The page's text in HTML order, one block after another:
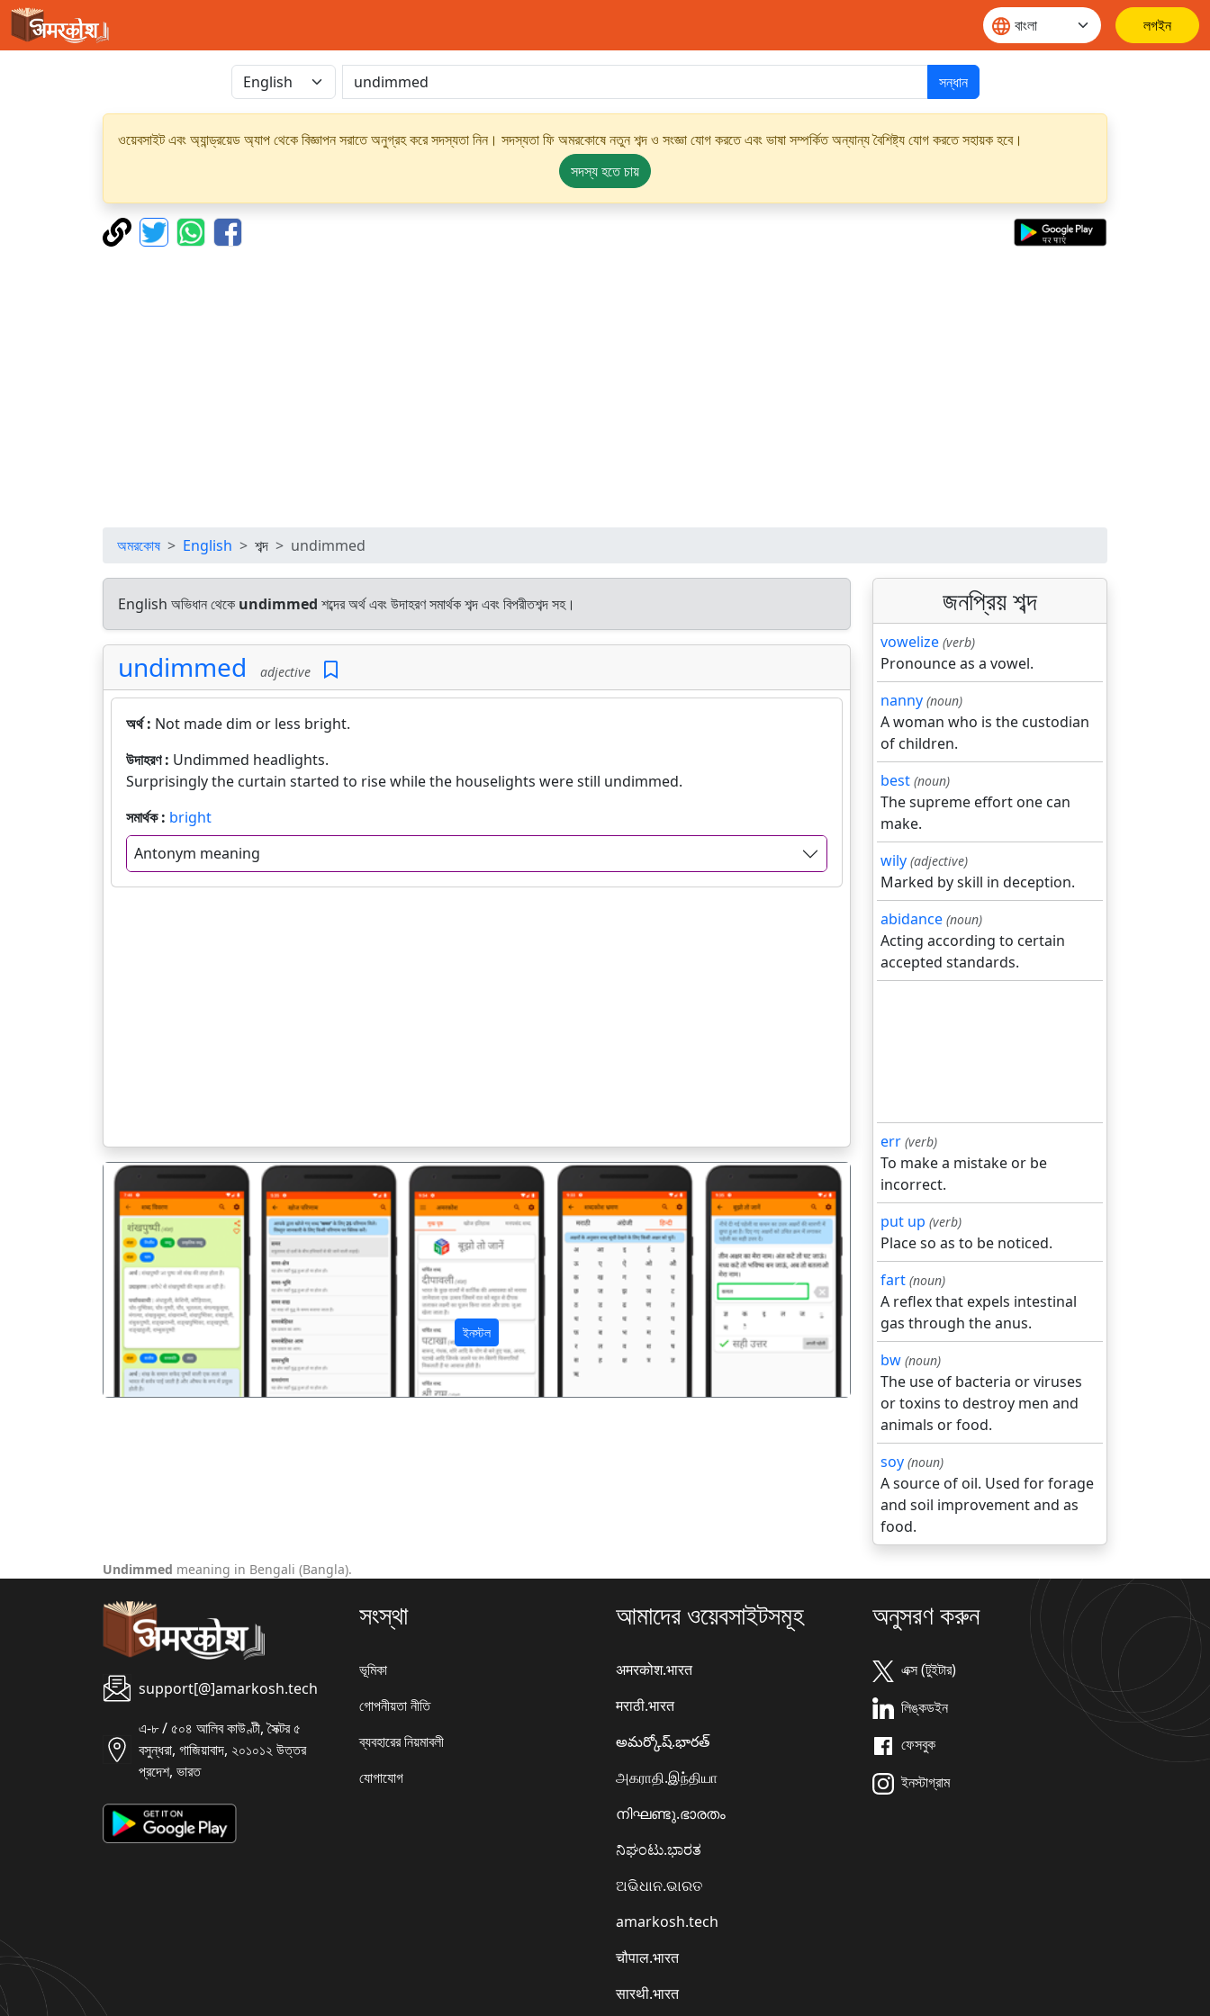
লগইন
সন্ধান
ওয়েবসাইট এবং অ্যান্ড্রয়েড অ্যাপ থেকে বিজ্ঞাপন সরাতে অনুগ্রহ করে সদস্যতা নিন। সদস্যতা ফি অমরকোষে নতুন শব্দ ও সংজ্ঞা যোগ করতে এবং ভাষা সম্পর্কিত অন্যান্য বৈশিষ্ট্য যোগ করতে সহায়ক হবে।
সদস্য হতে চায়
অমরকোষ English শব্দ undimmed
English অভিধান থেকে undimmed শব্দের অর্থ এবং উদাহরণ সমার্থক শব্দ এবং বিপরীতশব্দ সহ।
undimmed adjective
অর্থ : Not made dim or less bright.
উদাহরণ : Undimmed headlights.
Surprisingly the curtain started to rise while the houselights were still undimmed.
সমার্থক : bright
Antonym meaning
ইনস্টল
पिछला अगला
জনপ্রিয় শব্দ
vowelize (verb)
Pronounce as a vowel.
nanny (noun)
A woman who is the custodian
of children.
best (noun)
The supreme effort one can
make.
wily (adjective)
Marked by skill in deception.
abidance (noun)
Acting according to certain
accepted standards.
err (verb)
To make a mistake or be
incorrect.
put up (verb)
Place so as to be noticed.
fart (noun)
A reflex that expels intestinal
gas through the anus.
bw (noun)
The use of bacteria or viruses
or toxins to destroy men and
animals or food.
soy (noun)
A source of oil. Used for forage
and soil improvement and as
food.
Undimmed meaning in Bengali (Bangla).
support[@]amarkosh.tech
এ-৮ / ৫০৪ আলিব কাউণ্টী, সৈক্টর ৫
বসুন্ধরা, গাজিয়াবাদ, ২০১০১২ উত্তর
প্রদেশ, ভারত
সংস্থা
ভূমিকা
গোপনীয়তা নীতি
ব্যবহারের নিয়মাবলী
যোগাযোগ
আমাদের ওয়েবসাইটসমূহ
अमरकोश.भारत
मराठी.भारत
అమర్కోష్.భారత్
அகராதி.இந்தியா
നിഘണ്ടു.ഭാരതം
ನಿಘಂಟು.ಭಾರತ
ଅଭିଧାନ.ଭାରତ
amarkosh.tech
चौपाल.भारत
सारथी.भारत
অনুসরণ করুন
এক্স (টুইটার)
লিঙ্কডইন
ফেসবুক
ইনস্টাগ্রাম